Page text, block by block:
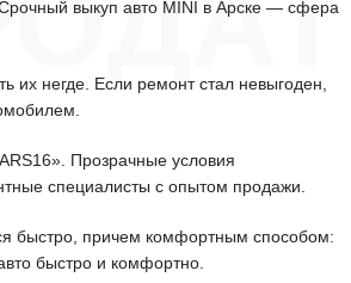
выкуп авто MINI в Арске — сфера
их негде. Если ремонт стал невыгоден,
Прозрачные условия
специалисты с опытом продажи.
быстро, причем комфортным способом:
быстро и комфортно.